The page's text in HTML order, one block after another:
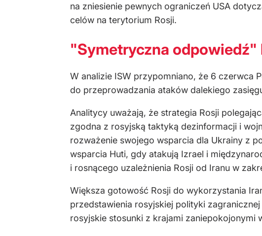
na zniesienie pewnych ograniczeń USA
celów na terytorium Rosji.
"Symetryczna odpowiedź"
W analizie ISW przypomniano, że 6 czerwca
do przeprowadzania ataków dalekiego
Analitycy uważają, że strategia Rosji
zgodna z rosyjską taktyką dezinformacji i
rozważenie swojego wsparcia dla Ukrainy z
wsparcia Huti, gdy atakują Izrael i
i rosnącego uzależnienia Rosji od Iranu w
Większa gotowość Rosji do wykorzystania
przedstawienia rosyjskiej polityki
rosyjskie stosunki z krajami zaniepokojonymi